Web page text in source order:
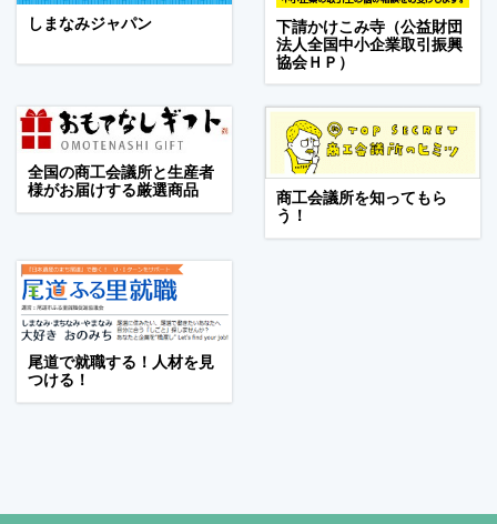
しまなみジャパン
下請かけこみ寺（公益財団
法人全国中小企業取引振興
協会ＨＰ）
全国の商工会議所と生産者
様がお届けする厳選商品
商工会議所を知ってもら
う！
尾道で就職する！人材を見
つける！